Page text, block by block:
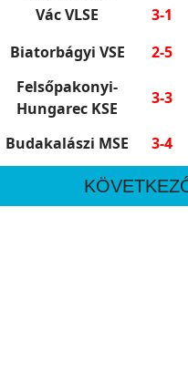
Vác VLSE
3-1
Biatorbágyi VSE
2-5
Felsőpakonyi-
Hungarec KSE
3-3
Budakalászi MSE 3-4